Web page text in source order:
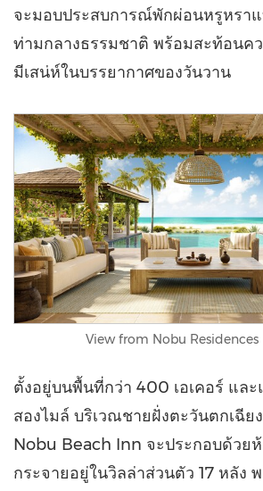
จะมอบประสบการณ์พักผ่อนหรูหราแ
ท่ามกลางธรรมชาติ พร้อมสะท้อนคว
มีเสน่ห์ในบรรยากาศของวันวาน
View from Nobu Residences
ตั้งอยู่บนพื้นที่กว่า 400 เอเคอร์ แล
สองไมล์ บริเวณชายฝั่งตะวันตกเฉีย
Nobu Beach Inn จะประกอบด้วย
กระจายอยู่ในวิลล่าส่วนตัว 17 หลัง